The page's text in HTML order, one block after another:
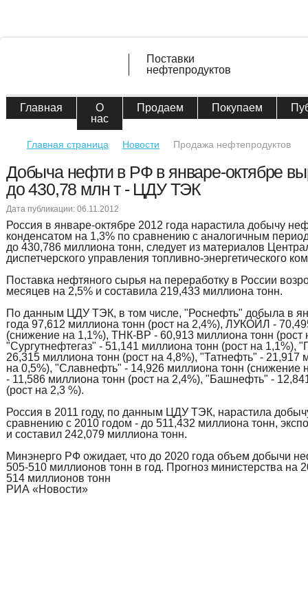
Поставки
нефтепродуктов
Главная
О
нас
Продаем Покупаем
Главная страница Новости Продажа нефтепродуктов
Добыча нефти в РФ в январе-октябре
до 430,78 млн т - ЦДУ ТЭК
Дата публикации: 06.11.2012
Россия в январе-октябре 2012 года нарастила добычу
конденсатом на 1,3% по сравнению с аналогичным
до 430,786 миллиона тонн, следует из материалов
диспетчерского управления топливно-энергетического
Поставка нефтяного сырья на переработку в России
месяцев на 2,5% и составила 219,433 миллиона тонн.
По данным ЦДУ ТЭК, в том числе, "Роснефть" добыла в
года 97,612 миллиона тонн (рост на 2,4%), ЛУКОЙЛ -
(снижение на 1,1%), ТНК-ВР - 60,913 миллиона тонн (рост
"Сургутнефтегаз" - 51,141 миллиона тонн (рост на 1,1%),
26,315 миллиона тонн (рост на 4,8%), "Татнефть" - 21,917
на 0,5%), "Славнефть" - 14,926 миллиона тонн (снижение
- 11,586 миллиона тонн (рост на 2,4%), "Башнефть" -
(рост на 2,3 %).
Россия в 2011 году, по данным ЦДУ ТЭК, нарастила
сравнению с 2010 годом - до 511,432 миллиона тонн,
и составил 242,079 миллиона тонн.
Минэнерго РФ ожидает, что до 2020 года объем добычи
505-510 миллионов тонн в год. Прогноз министерства на
514 миллионов тонн
РИА «Новости»